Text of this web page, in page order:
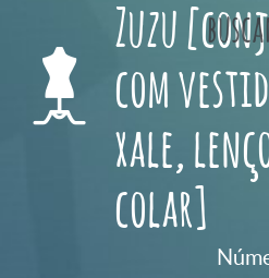
Zuzu
com
xale,
colar]